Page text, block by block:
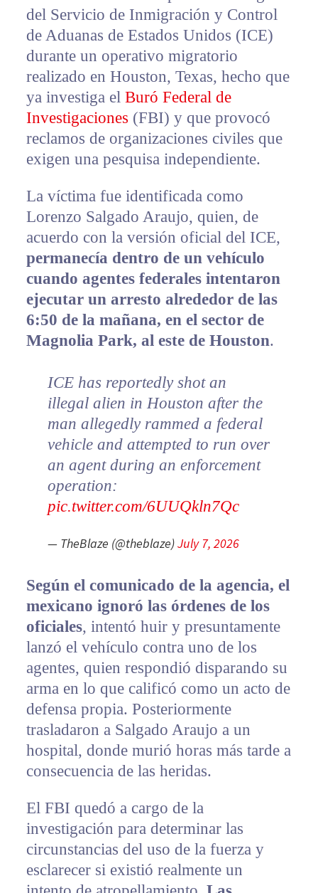
del Servicio de Inmigración y Control
de Aduanas de Estados Unidos (ICE)
durante un operativo migratorio
realizado en Houston, Texas, hecho que
ya investiga el Buró Federal de
Investigaciones (FBI) y que provocó
reclamos de organizaciones civiles que
exigen una pesquisa independiente.
La víctima fue identificada como
Lorenzo Salgado Araujo, quien, de
acuerdo con la versión oficial del ICE,
permanecía dentro de un vehículo
cuando agentes federales intentaron
ejecutar un arresto alrededor de las
6:50 de la mañana, en el sector de
Magnolia Park, al este de Houston.
ICE has reportedly shot an
illegal alien in Houston after the
man allegedly rammed a federal
vehicle and attempted to run over
an agent during an enforcement
operation:
pic.twitter.com/6UUQkln7Qc
— TheBlaze (@theblaze)July 7, 2026
Según el comunicado de la agencia, el
mexicano ignoró las órdenes de los
oficiales, intentó huir y presuntamente
lanzó el vehículo contra uno de los
agentes, quien respondió disparando su
arma en lo que calificó como un acto de
defensa propia. Posteriormente
trasladaron a Salgado Araujo a un
hospital, donde murió horas más tarde a
consecuencia de las heridas.
El FBI quedó a cargo de la
investigación para determinar las
circunstancias del uso de la fuerza y
esclarecer si existió realmente un